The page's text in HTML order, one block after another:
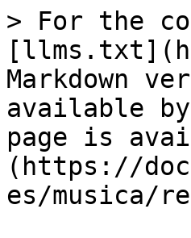
> For the
Markdown
available
page is
(https://
es/musica/